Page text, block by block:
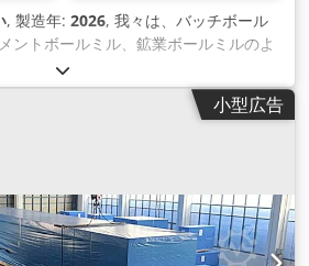
, 製造年: 2026, 我々は、バッチボール
ントボールミル、鉱業ボールミルのよ
な種類を持って、あなたの特定の 要件
については、私たちのチームに連絡す
小型広告